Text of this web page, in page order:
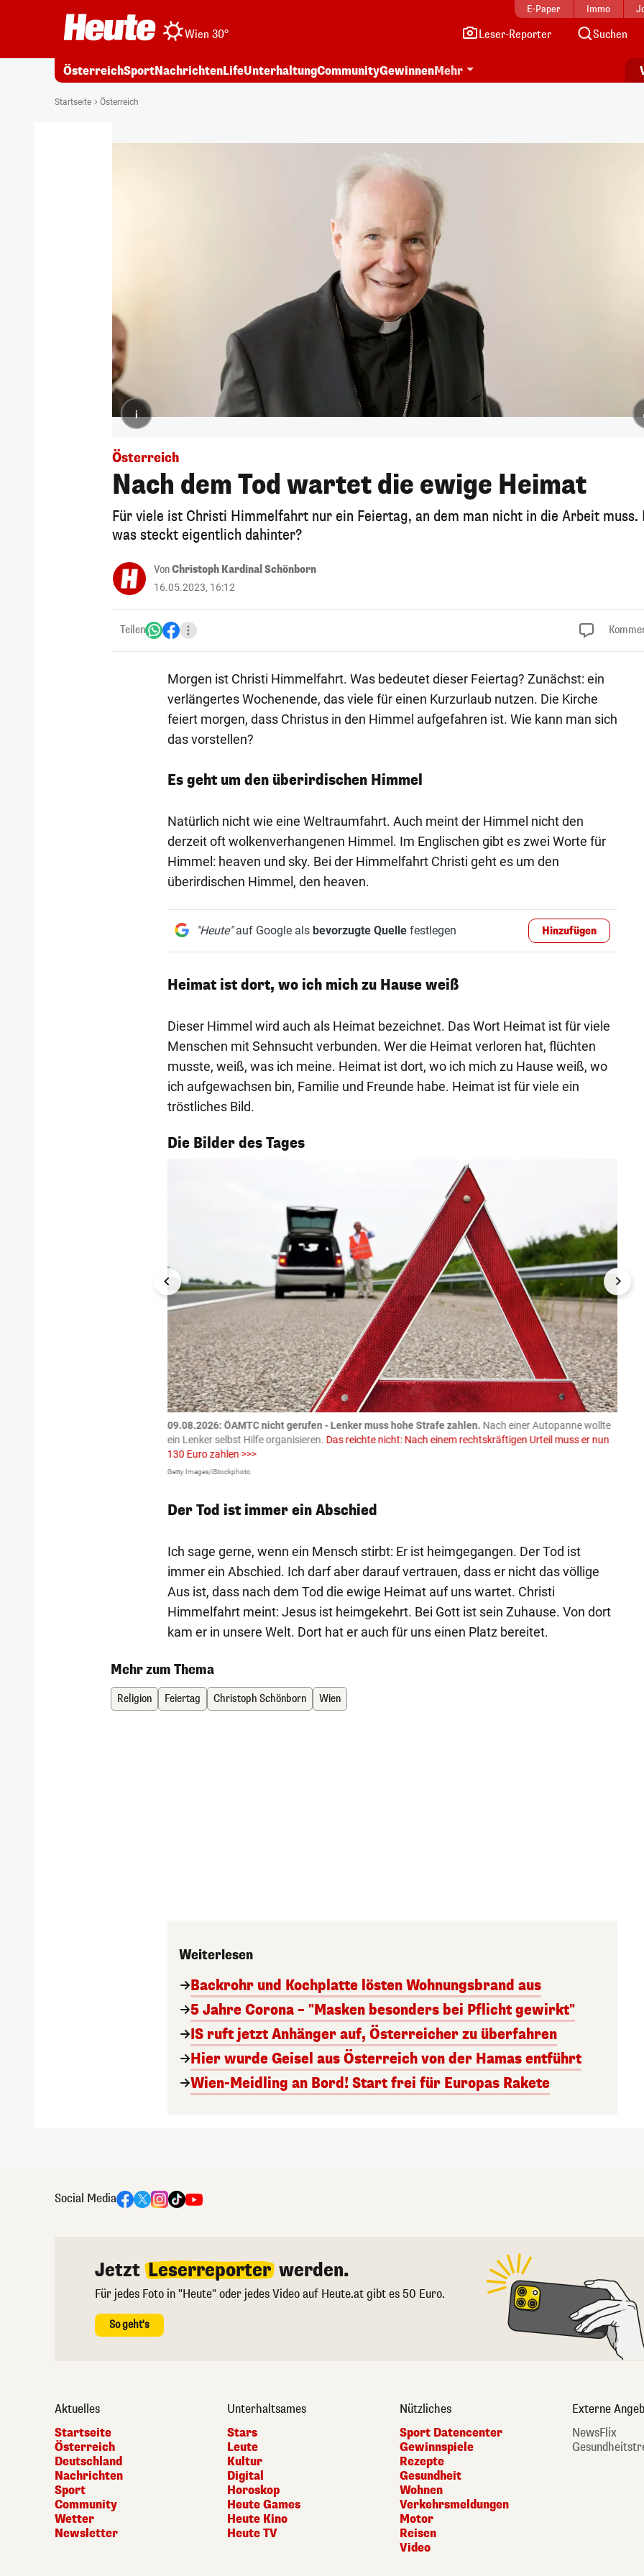
E-Paper Immo
Wien 30° Leser-Reporter Suchen
ÖsterreichSportNachrichtenLifeUnterhaltungCommunityGewinnenMehr
Startseite Österreich
i
Österreich
Nach dem Tod wartet die ewige Heimat
Für viele ist Christi Himmelfahrt nur ein Feiertag, an dem man nicht in die Arbeit muss.
was steckt eigentlich dahinter?
VonChristoph Kardinal Schönborn
16.05.2023, 16:12
Teilen
Morgen ist Christi Himmelfahrt. Was bedeutet dieser Feiertag? Zunächst: ein
verlängertes Wochenende, das viele für einen Kurzurlaub nutzen. Die Kirche
feiert morgen, dass Christus in den Himmel aufgefahren ist. Wie kann man sich
das vorstellen?
Es geht um den überirdischen Himmel
Natürlich nicht wie eine Weltraumfahrt. Auch meint der Himmel nicht den
derzeit oft wolkenverhangenen Himmel. Im Englischen gibt es zwei Worte für
Himmel: heaven und sky. Bei der Himmelfahrt Christi geht es um den
überirdischen Himmel, den heaven.
"Heute"auf Google als bevorzugte Quellefestlegen Hinzufügen
Heimat ist dort, wo ich mich zu Hause weiß
Dieser Himmel wird auch als Heimat bezeichnet. Das Wort Heimat ist für viele
Menschen mit Sehnsucht verbunden. Wer die Heimat verloren hat, flüchten
musste, weiß, was ich meine. Heimat ist dort, wo ich mich zu Hause weiß, wo
ich aufgewachsen bin, Familie und Freunde habe. Heimat ist für viele ein
tröstliches Bild.
Die Bilder des Tages
1/57
09.08.2026: ÖAMTC nicht gerufen - Lenker muss hohe Strafe zahlen. Nach einer Autopanne wollte
ein Lenker selbst Hilfe organisieren. Das reichte nicht: Nach einem rechtskräftigen Urteil muss er nun
130 Euro zahlen >>>
Getty Images/iStockphoto
Der Tod ist immer ein Abschied
Ich sage gerne, wenn ein Mensch stirbt: Er ist heimgegangen. Der Tod ist
immer ein Abschied. Ich darf aber darauf vertrauen, dass er nicht das völlige
Aus ist, dass nach dem Tod die ewige Heimat auf uns wartet. Christi
Himmelfahrt meint: Jesus ist heimgekehrt. Bei Gott ist sein Zuhause. Von dort
kam er in unsere Welt. Dort hat er auch für uns einen Platz bereitet.
Mehr zum Thema
Religion Feiertag Christoph Schönborn Wien
Weiterlesen
Backrohr und Kochplatte lösten Wohnungsbrand aus
5 Jahre Corona – "Masken besonders bei Pflicht gewirkt"
IS ruft jetzt Anhänger auf, Österreicher zu überfahren
Hier wurde Geisel aus Österreich von der Hamas entführt
Wien-Meidling an Bord! Start frei für Europas Rakete
Social Media
Jetzt Leserreporter werden.
Für jedes Foto in "Heute" oder jedes Video auf Heute.at gibt es 50 Euro.
So geht's
Aktuelles
Startseite
Österreich
Deutschland
Nachrichten
Sport
Community
Wetter
Newsletter
Unterhaltsames
Stars
Leute
Kultur
Digital
Horoskop
Heute Games
Heute Kino
Heute TV
Nützliches
Sport Datencenter
Gewinnspiele
Rezepte
Gesundheit
Wohnen
Verkehrsmeldungen
Motor
Reisen
Video
Externe
NewsFlix